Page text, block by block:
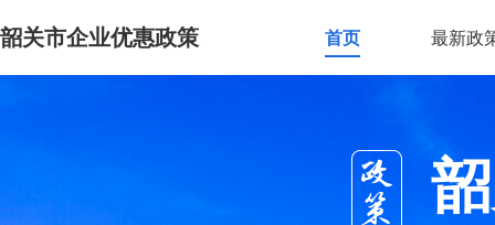
韶关市企业优惠政策 首页 最新政